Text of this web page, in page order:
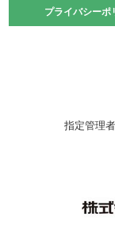
2021.10.23
卓球選手権大会
伊丹市総合体
なわとびイベ
プライバシーポ
プライバシーポ
指定管理